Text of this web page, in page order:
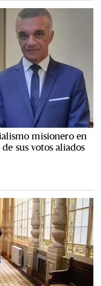
misionero en
sus votos aliados